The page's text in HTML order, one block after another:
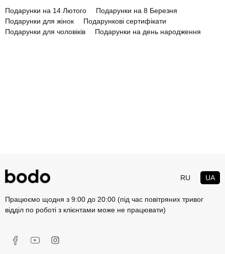
Подарунки на 14 Лютого
Подарунки на 8 Березня
Подарунки для жінок
Подарункові сертифікати
Подарунки для чоловіків
Подарунки на день народження
RU UA
Працюємо щодня з 9:00 до 20:00 (під час повітряних тривог
відділ по роботі з клієнтами може не працювати)